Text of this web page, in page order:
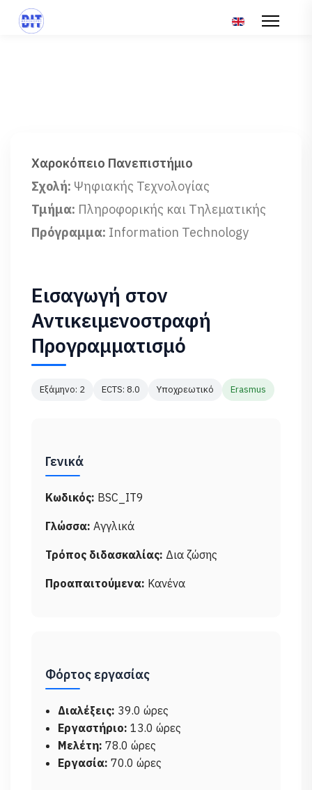
Επιλέξτε τη
Χαροκόπειο Πανεπιστήμιο
Σχολή: Ψηφιακής Τεχνολογίας
Τμήμα: Πληροφορικής και Τηλεματικής
Πρόγραμμα: Information Technology
Εισαγωγή στον
Αντικειμενοστραφή
Προγραμματισμό
Εξάμηνο: 2 ECTS: 8.0 Υποχρεωτικό Erasmus
Γενικά
Κωδικός: BSC_IT9
Γλώσσα: Αγγλικά
Τρόπος διδασκαλίας: Δια ζώσης
Προαπαιτούμενα: Κανένα
Φόρτος εργασίας
Διαλέξεις: 39.0 ώρες
Εργαστήριο: 13.0 ώρες
Μελέτη: 78.0 ώρες
Εργασία: 70.0 ώρες